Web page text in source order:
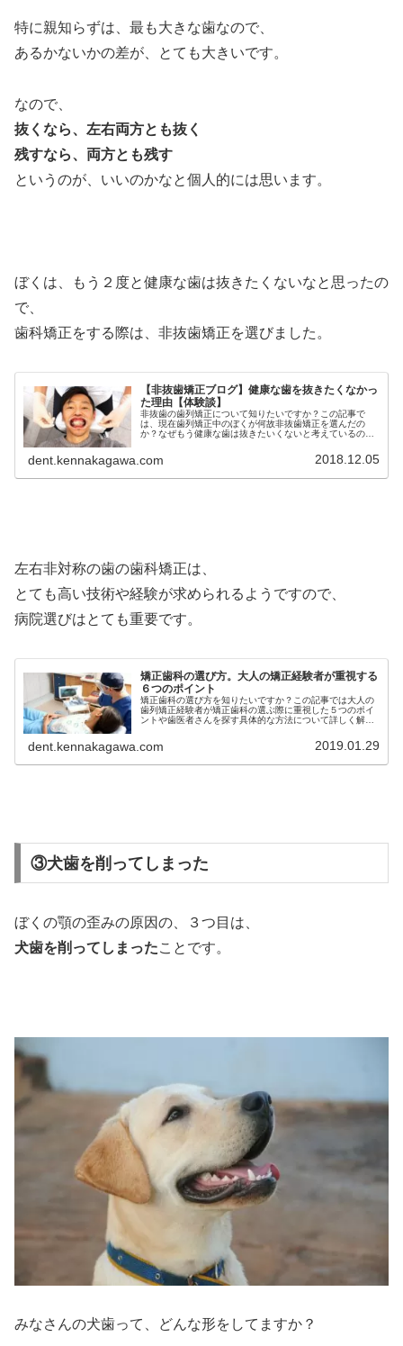
特に親知らずは、最も大きな歯なので、
あるかないかの差が、とても大きいです。
なので、
抜くなら、左右両方とも抜く
残すなら、両方とも残す
というのが、いいのかなと個人的には思います。
ぼくは、もう２度と健康な歯は抜きたくないなと思ったの
で、
歯科矯正をする際は、非抜歯矯正を選びました。
【非抜歯矯正ブログ】健康な歯を抜きたくなかっ
た理由【体験談】
非抜歯の歯列矯正について知りたいですか？この記事で
は、現在歯列矯正中のぼくが何故非抜歯矯正を選んだの
か？なぜもう健康な歯は抜きたいくないと考えているのか
dent.kennakagawa.com 2018.12.05
左右非対称の歯の歯科矯正は、
とても高い技術や経験が求められるようですので、
病院選びはとても重要です。
矯正歯科の選び方。大人の矯正経験者が重視する
６つのポイント
矯正歯科の選び方を知りたいですか？この記事では大人の
歯列矯正経験者が矯正歯科の選ぶ際に重視した５つのポイ
ントや歯医者さんを探す具体的な方法について詳しく解説
dent.kennakagawa.com 2019.01.29
③犬歯を削ってしまった
ぼくの顎の歪みの原因の、３つ目は、
犬歯を削ってしまったことです。
みなさんの犬歯って、どんな形をしてますか？